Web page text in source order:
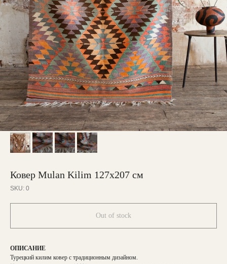
Ковер Mulan Kilim 127х207 см
SKU: 0
Out of stock
ОПИСАНИЕ
Турецкий килим ковер с традиционным дизайном.